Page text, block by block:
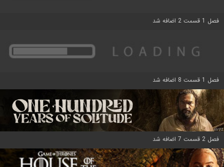
فصل 1 قسمت 2 اضافه شد
فصل 1 قسمت 8 اضافه شد
فصل 2 قسمت 7 اضافه شد